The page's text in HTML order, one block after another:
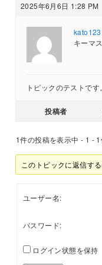
2025年6月6日 1:28 PM
kato123
キーマ
トピックのテストです。
投稿者
1件の投稿を表示中 - 1 -
このトピックに返信す
ユーザー名:
パスワード:
ログイン状態を保持